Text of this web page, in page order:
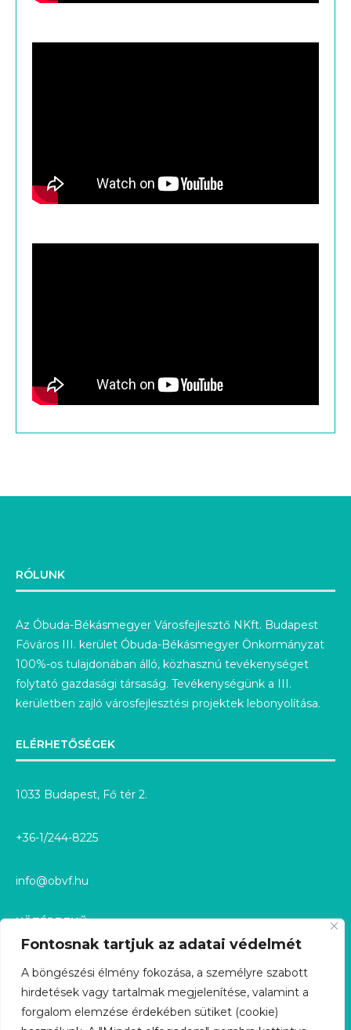
Fontosnak tartjuk az adatai védelmét
A böngészési élmény fokozása, a személyre szabott
hirdetések vagy tartalmak megjelenítése, valamint a
forgalom elemzése érdekében sütiket (cookie)
RÓLUNK
Az Óbuda-Békásmegyer Városfejlesztő NKft. Budapest
Főváros III. kerület Óbuda-Békásmegyer Önkormányzat
100%-os tulajdonában álló, közhasznú tevékenységet
folytató gazdasági társaság. Tevékenységünk a III.
kerületben zajló városfejlesztési projektek lebonyolítása.
ELÉRHETŐSÉGEK
1033 Budapest, Fő tér 2.
+36-1/244-8225
info@obvf.hu
KÖZÉRDEKŰ
KÖZÉRDEKŰ ADATOK
KÖZÉRDEKŰ ADATIGÉNYLÉS